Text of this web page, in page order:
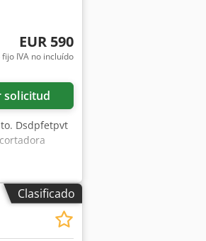
EUR 590
IVA no incluído
solicitud
Dsdpfetpvt
Clasificado